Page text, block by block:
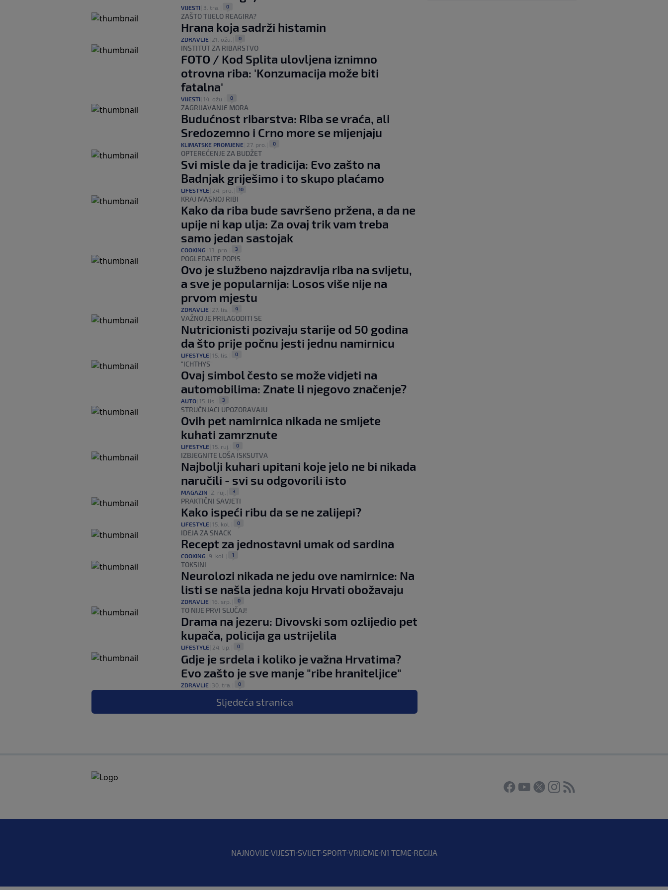
VIJESTI 3. tra. 0
ZAŠTO TIJELO REAGIRA?
Hrana koja sadrži histamin
ZDRAVLJE 21. ožu. 0
INSTITUT ZA RIBARSTVO
FOTO / Kod Splita ulovljena iznimno
otrovna riba: 'Konzumacija može biti
fatalna'
VIJESTI 14. ožu. 0
ZAGRIJAVANJE MORA
Budućnost ribarstva: Riba se vraća, ali
Sredozemno i Crno more se mijenjaju
KLIMATSKE PROMJENE 27. pro. 0
OPTEREĆENJE ZA BUDŽET
Svi misle da je tradicija: Evo zašto na
Badnjak griješimo i to skupo plaćamo
LIFESTYLE 24. pro. 10
KRAJ MASNOJ RIBI
Kako da riba bude savršeno pržena, a da ne
upije ni kap ulja: Za ovaj trik vam treba
samo jedan sastojak
COOKING 13. pro. 3
POGLEDAJTE POPIS
Ovo je službeno najzdravija riba na svijetu,
a sve je popularnija: Losos više nije na
prvom mjestu
ZDRAVLJE 27. lis. 4
VAŽNO JE PRILAGODITI SE
Nutricionisti pozivaju starije od 50 godina
da što prije počnu jesti jednu namirnicu
LIFESTYLE 15. lis. 0
"ICHTHYS"
Ovaj simbol često se može vidjeti na
automobilima: Znate li njegovo značenje?
AUTO 15. lis. 3
STRUČNJACI UPOZORAVAJU
Ovih pet namirnica nikada ne smijete
kuhati zamrznute
LIFESTYLE 15. ruj. 0
IZBJEGNITE LOŠA ISKSUTVA
Najbolji kuhari upitani koje jelo ne bi nikada
naručili - svi su odgovorili isto
MAGAZIN 2. ruj. 3
PRAKTIČNI SAVJETI
Kako ispeći ribu da se ne zalijepi?
LIFESTYLE 15. kol. 0
IDEJA ZA SNACK
Recept za jednostavni umak od sardina
COOKING 9. kol. 1
TOKSINI
Neurolozi nikada ne jedu ove namirnice: Na
listi se našla jedna koju Hrvati obožavaju
ZDRAVLJE 16. srp. 0
TO NIJE PRVI SLUČAJ!
Drama na jezeru: Divovski som ozlijedio pet
kupača, policija ga ustrijelila
LIFESTYLE 24. lip. 0
Gdje je srdela i koliko je važna Hrvatima?
Evo zašto je sve manje "ribe hraniteljice"
ZDRAVLJE 30. tra. 0
Sljedeća stranica
NAJNOVIJE VIJESTI SVIJET SPORT VRIJEME N1 TEME REGIJA